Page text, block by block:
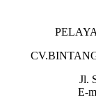
Jl.
E-